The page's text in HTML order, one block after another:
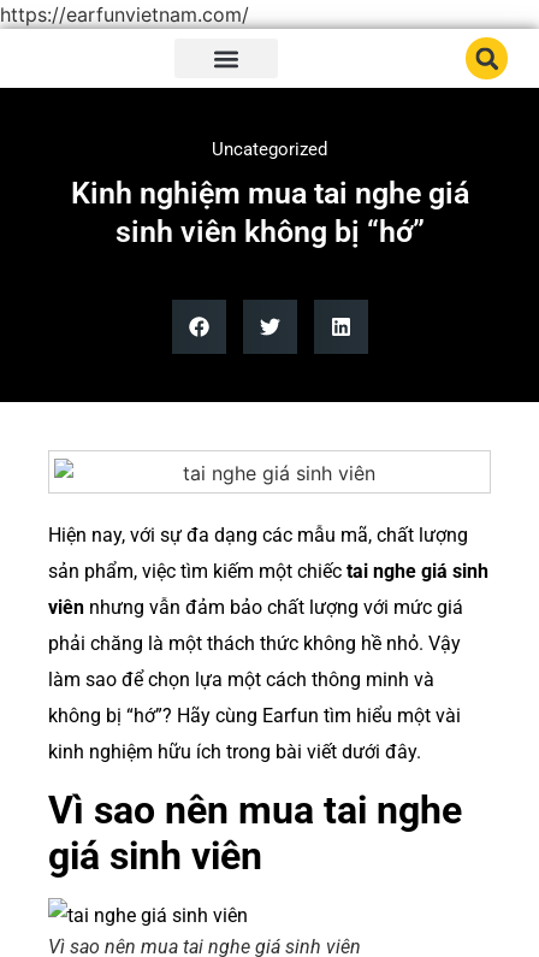
https://earfunvietnam.com/
Uncategorized
Kinh nghiệm mua tai nghe giá
sinh viên không bị “hớ”
Hiện nay, với sự đa dạng các mẫu mã, chất lượng
sản phẩm, việc tìm kiếm một chiếc tai nghe giá sinh
viên nhưng vẫn đảm bảo chất lượng với mức giá
phải chăng là một thách thức không hề nhỏ. Vậy
làm sao để chọn lựa một cách thông minh và
không bị “hớ”? Hãy cùng Earfun tìm hiểu một vài
kinh nghiệm hữu ích trong bài viết dưới đây.
Vì sao nên mua tai nghe
giá sinh viên
Vì sao nên mua tai nghe giá sinh viên